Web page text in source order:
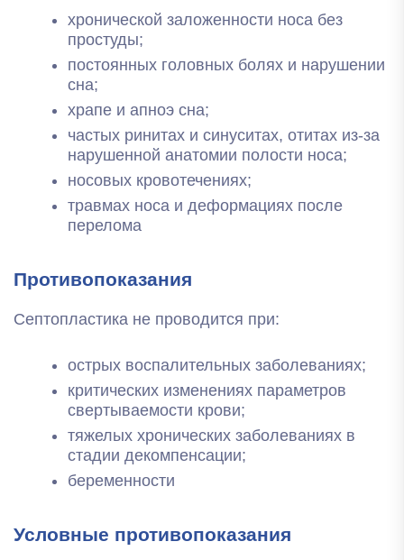
хронической заложенности носа без
простуды;
постоянных головных болях и нарушении
сна;
храпе и апноэ сна;
частых ринитах и синуситах, отитах из-за
нарушенной анатомии полости носа;
носовых кровотечениях;
травмах носа и деформациях после
перелома
Противопоказания
Септопластика не проводится при:
острых воспалительных заболеваниях;
критических изменениях параметров
свертываемости крови;
тяжелых хронических заболеваниях в
стадии декомпенсации;
беременности
Условные противопоказания